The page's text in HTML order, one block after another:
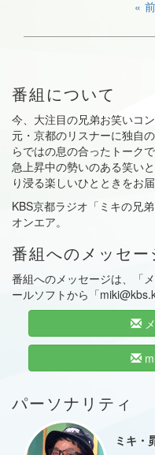
番組について
今、大注目の兄弟お笑いコ
元・京都のリスナーに独自
らではの息の合ったトーク
急上昇中の勢いのある笑い
り浸る楽しいひとときをお届
KBS京都ラジオ「ミキの兄
オンエア。
番組へのメッセー
番組へのメッセージは、「
ールソフトから「
パーソナリティ
ミキ・